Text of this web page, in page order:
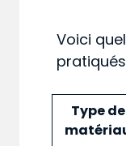
Voici
pratiqués
Type de